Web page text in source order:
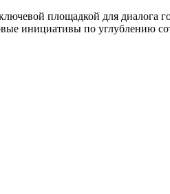
площадкой для диалога
инициативы по углублению